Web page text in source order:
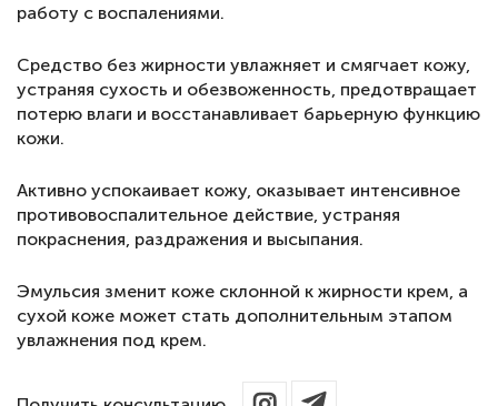
работу с воспалениями.
Средство без жирности увлажняет и смягчает кожу,
устраняя сухость и обезвоженность, предотвращает
потерю влаги и восстанавливает барьерную функцию
кожи.
Активно успокаивает кожу, оказывает интенсивное
противовоспалительное действие, устраняя
покраснения, раздражения и высыпания.
Эмульсия зменит коже склонной к жирности крем, а
сухой коже может стать дополнительным этапом
увлажнения под крем.